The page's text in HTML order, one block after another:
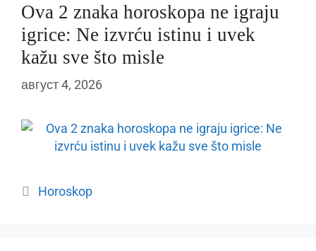
Ova 2 znaka horoskopa ne igraju
igrice: Ne izvrću istinu i uvek
kažu sve što misle
август 4, 2026
Categories
Horoskop